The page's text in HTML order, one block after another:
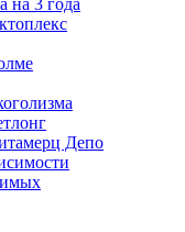
на 3 года
Депо